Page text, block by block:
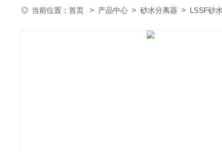
当前位置： 首页 > 产品中心 > 砂水分离器 > LSSF砂